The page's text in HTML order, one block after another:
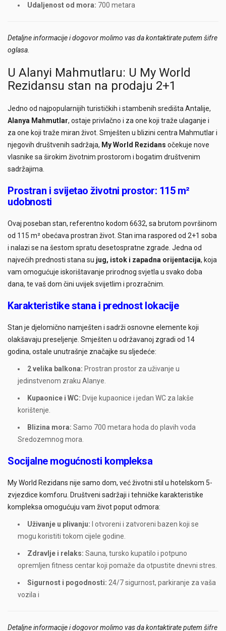
Udaljenost od mora: 700 metara
Detaljne informacije i dogovor molimo vas da kontaktirate putem šifre
oglasa.
U Alanyi Mahmutlaru: U My World
Rezidansu stan na prodaju 2+1
Jedno od najpopularnijih turističkih i stambenih središta Antalije,
Alanya Mahmutlar, ostaje privlačno i za one koji traže ulaganje i
za one koji traže miran život. Smješten u blizini centra Mahmutlar i
njegovih društvenih sadržaja, My World Rezidans očekuje nove
vlasnike sa širokim životnim prostorom i bogatim društvenim
sadržajima.
Prostran i svijetao životni prostor: 115 m²
udobnosti
Ovaj poseban stan, referentno kodom 6632, sa brutom površinom
od 115 m² obećava prostran život. Stan ima raspored od 2+1 soba
i nalazi se na šestom spratu desetospratne zgrade. Jedna od
najvećih prednosti stana su jug, istok i zapadna orijentacija, koja
vam omogućuje iskorištavanje prirodnog svjetla u svako doba
dana, te vaš dom čini uvijek svijetlim i prozračnim.
Karakteristike stana i prednost lokacije
Stan je djelomično namješten i sadrži osnovne elemente koji
olakšavaju preseljenje. Smješten u održavanoj zgradi od 14
godina, ostale unutrašnje značajke su sljedeće:
2 velika balkona: Prostran prostor za uživanje u
jedinstvenom zraku Alanye.
Kupaonice i WC: Dvije kupaonice i jedan WC za lakše
korištenje.
Blizina mora: Samo 700 metara hoda do plavih voda
Sredozemnog mora.
Socijalne mogućnosti kompleksa
My World Rezidans nije samo dom, već životni stil u hotelskom 5-
zvjezdice komforu. Društveni sadržaji i tehničke karakteristike
kompleksa omogućuju vam život poput odmora:
Uživanje u plivanju: I otvoreni i zatvoreni bazen koji se
mogu koristiti tokom cijele godine.
Zdravlje i relaks: Sauna, tursko kupatilo i potpuno
opremljen fitness centar koji pomaže da otpustite dnevni stres.
Sigurnost i pogodnosti: 24/7 sigurnost, parkiranje za vaša
vozila i
Detaljne informacije i dogovor molimo vas da kontaktirate putem šifre